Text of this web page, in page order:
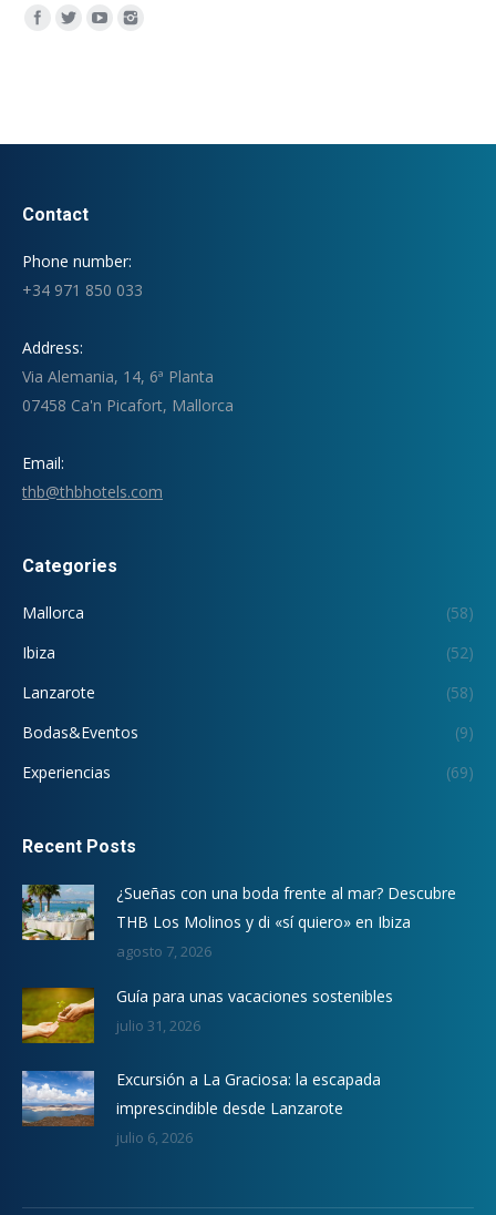
Encuéntranos en:
Contact
Phone number:
+34 971 850 033
Address:
Via Alemania, 14, 6ª Planta
07458 Ca'n Picafort, Mallorca
Email:
thb@thbhotels.com
Categories
Mallorca
(58)
Ibiza
(52)
Lanzarote
(58)
Bodas&Eventos
(9)
Experiencias
(69)
Recent Posts
¿Sueñas con una boda frente al mar? Descubre
THB Los Molinos y di «sí quiero» en Ibiza
agosto 7, 2026
Guía para unas vacaciones sostenibles
julio 31, 2026
Excursión a La Graciosa: la escapada
imprescindible desde Lanzarote
julio 6, 2026